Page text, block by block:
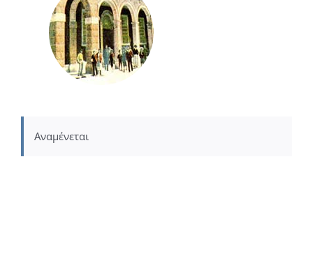
Αναμένεται